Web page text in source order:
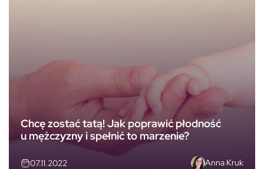
Chcę zostać tatą! Jak poprawić płodność
u mężczyzny i spełnić to marzenie?
07.11.2022 Anna Kruk